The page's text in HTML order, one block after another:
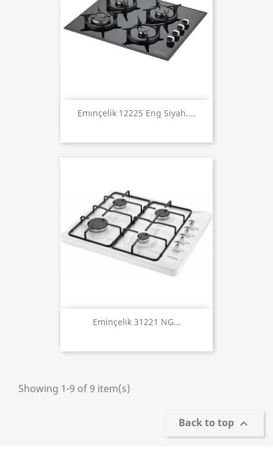
Emınçelik 12225 Eng Siyah....
Eminçelik 31221 NG...
Showing 1-9 of 9 item(s)
Back to top 